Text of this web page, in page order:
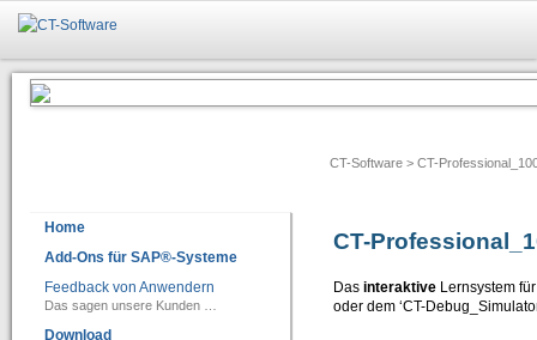
Add-Ons für SAP®-Systeme
CT-BW Analyzer&Docu 2.1
Dokumentation -> Frontend Objekte
Dokumentation -> Ausgabeformate
Dokumentation -> Individuelles Customizing
CT-Software > CT-
CT-
Das interaktiveLernsystem
oder dem ‘CT-
Home
Add-Ons für SAP®-Systeme
Feedback von Anwendern
Das sagen unsere Kunden …
Download